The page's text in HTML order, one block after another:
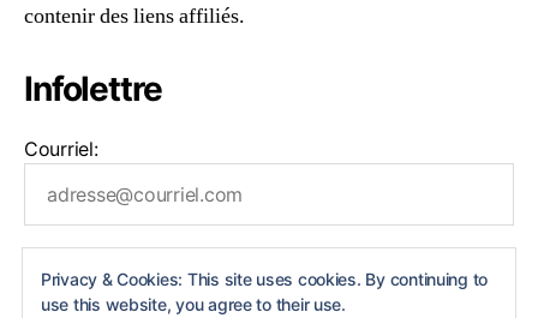
contenir des liens affiliés.
Privacy & Cookies: This site uses cookies. By continuing to
use this website, you agree to their use.
Infolettre
Courriel: